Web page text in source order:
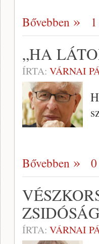
Bővebben
„HA
ÍRTA: VÁRNAI
Bővebben
ÍRTA: VÁRNAI